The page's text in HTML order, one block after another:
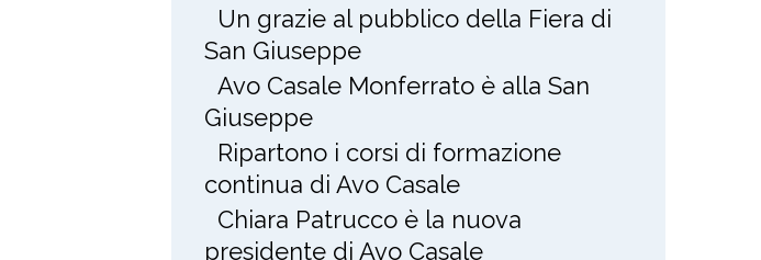
Un grazie al pubblico della Fiera di
San Giuseppe
Avo Casale Monferrato è alla San
Giuseppe
Ripartono i corsi di formazione
continua di Avo Casale
Chiara Patrucco è la nuova
presidente di Avo Casale